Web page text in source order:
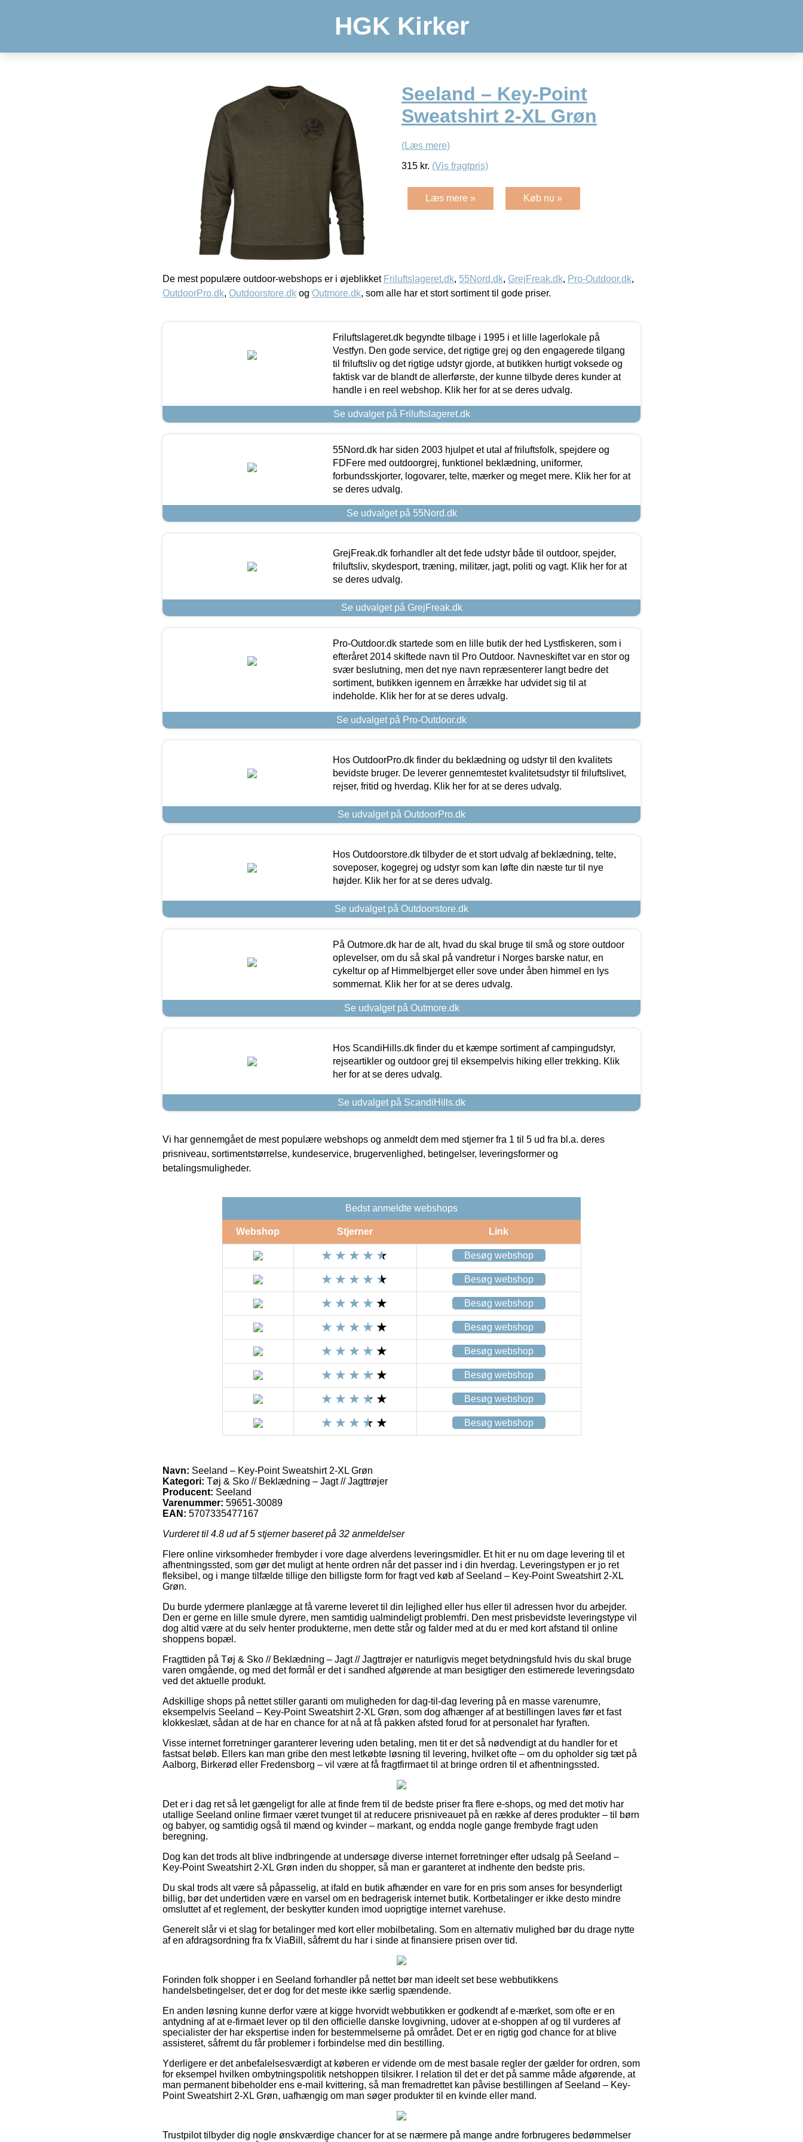
HGK Kirker
Seeland – Key-Point
Sweatshirt 2-XL Grøn
(Læs mere)
315 kr. (Vis fragtpris)
Læs mere » Køb nu »
De mest populære outdoor-webshops er i øjeblikket Friluftslageret.dk, 55Nord.dk, GrejFreak.dk, Pro-Outdoor.dk,
OutdoorPro.dk, Outdoorstore.dk og Outmore.dk, som alle har et stort sortiment til gode priser.
Friluftslageret.dk begyndte tilbage i 1995 i et lille lagerlokale på
Vestfyn. Den gode service, det rigtige grej og den engagerede tilgang
til friluftsliv og det rigtige udstyr gjorde, at butikken hurtigt voksede og
faktisk var de blandt de allerførste, der kunne tilbyde deres kunder at
handle i en reel webshop. Klik her for at se deres udvalg.
Se udvalget på Friluftslageret.dk
55Nord.dk har siden 2003 hjulpet et utal af friluftsfolk, spejdere og
FDFere med outdoorgrej, funktionel beklædning, uniformer,
forbundsskjorter, logovarer, telte, mærker og meget mere. Klik her for at
se deres udvalg.
Se udvalget på 55Nord.dk
GrejFreak.dk forhandler alt det fede udstyr både til outdoor, spejder,
friluftsliv, skydesport, træning, militær, jagt, politi og vagt. Klik her for at
se deres udvalg.
Se udvalget på GrejFreak.dk
Pro-Outdoor.dk startede som en lille butik der hed Lystfiskeren, som i
efteråret 2014 skiftede navn til Pro Outdoor. Navneskiftet var en stor og
svær beslutning, men det nye navn repræsenterer langt bedre det
sortiment, butikken igennem en årrække har udvidet sig til at
indeholde. Klik her for at se deres udvalg.
Se udvalget på Pro-Outdoor.dk
Hos OutdoorPro.dk finder du beklædning og udstyr til den kvalitets
bevidste bruger. De leverer gennemtestet kvalitetsudstyr til friluftslivet,
rejser, fritid og hverdag. Klik her for at se deres udvalg.
Se udvalget på OutdoorPro.dk
Hos Outdoorstore.dk tilbyder de et stort udvalg af beklædning, telte,
soveposer, kogegrej og udstyr som kan løfte din næste tur til nye
højder. Klik her for at se deres udvalg.
Se udvalget på Outdoorstore.dk
På Outmore.dk har de alt, hvad du skal bruge til små og store outdoor
oplevelser, om du så skal på vandretur i Norges barske natur, en
cykeltur op af Himmelbjerget eller sove under åben himmel en lys
sommernat. Klik her for at se deres udvalg.
Se udvalget på Outmore.dk
Hos ScandiHills.dk finder du et kæmpe sortiment af campingudstyr,
rejseartikler og outdoor grej til eksempelvis hiking eller trekking. Klik
her for at se deres udvalg.
Se udvalget på ScandiHills.dk
Vi har gennemgået de mest populære webshops og anmeldt dem med stjerner fra 1 til 5 ud fra bl.a. deres
prisniveau, sortimentstørrelse, kundeservice, brugervenlighed, betingelser, leveringsformer og
betalingsmuligheder.
Bedst anmeldte webshops
Webshop Stjerner Link
Besøg webshop
Besøg webshop
Besøg webshop
Besøg webshop
Besøg webshop
Besøg webshop
Besøg webshop
Besøg webshop
Navn: Seeland – Key-Point Sweatshirt 2-XL Grøn
Kategori: Tøj & Sko // Beklædning – Jagt // Jagttrøjer
Producent: Seeland
Varenummer: 59651-30089
EAN: 5707335477167
Vurderet til 4.8 ud af 5 stjerner baseret på 32 anmeldelser
Flere online virksomheder frembyder i vore dage alverdens leveringsmidler. Et hit er nu om dage levering til et
afhentningssted, som gør det muligt at hente ordren når det passer ind i din hverdag. Leveringstypen er jo ret
fleksibel, og i mange tilfælde tillige den billigste form for fragt ved køb af Seeland – Key-Point Sweatshirt 2-XL
Grøn.
Du burde ydermere planlægge at få varerne leveret til din lejlighed eller hus eller til adressen hvor du arbejder.
Den er gerne en lille smule dyrere, men samtidig ualmindeligt problemfri. Den mest prisbevidste leveringstype vil
dog altid være at du selv henter produkterne, men dette står og falder med at du er med kort afstand til online
shoppens bopæl.
Fragttiden på Tøj & Sko // Beklædning – Jagt // Jagttrøjer er naturligvis meget betydningsfuld hvis du skal bruge
varen omgående, og med det formål er det i sandhed afgørende at man besigtiger den estimerede leveringsdato
ved det aktuelle produkt.
Adskillige shops på nettet stiller garanti om muligheden for dag-til-dag levering på en masse varenumre,
eksempelvis Seeland – Key-Point Sweatshirt 2-XL Grøn, som dog afhænger af at bestillingen laves før et fast
klokkeslæt, sådan at de har en chance for at nå at få pakken afsted forud for at personalet har fyraften.
Visse internet forretninger garanterer levering uden betaling, men tit er det så nødvendigt at du handler for et
fastsat beløb. Ellers kan man gribe den mest letkøbte løsning til levering, hvilket ofte – om du opholder sig tæt på
Aalborg, Birkerød eller Fredensborg – vil være at få fragtfirmaet til at bringe ordren til et afhentningssted.
Det er i dag ret så let gængeligt for alle at finde frem til de bedste priser fra flere e-shops, og med det motiv har
utallige Seeland online firmaer været tvunget til at reducere prisniveauet på en række af deres produkter – til børn
og babyer, og samtidig også til mænd og kvinder – markant, og endda nogle gange frembyde fragt uden
beregning.
Dog kan det trods alt blive indbringende at undersøge diverse internet forretninger efter udsalg på Seeland –
Key-Point Sweatshirt 2-XL Grøn inden du shopper, så man er garanteret at indhente den bedste pris.
Du skal trods alt være så påpasselig, at ifald en butik afhænder en vare for en pris som anses for besynderligt
billig, bør det undertiden være en varsel om en bedragerisk internet butik. Kortbetalinger er ikke desto mindre
omsluttet af et reglement, der beskytter kunden imod uoprigtige internet varehuse.
Generelt slår vi et slag for betalinger med kort eller mobilbetaling. Som en alternativ mulighed bør du drage nytte
af en afdragsordning fra fx ViaBill, såfremt du har i sinde at finansiere prisen over tid.
Forinden folk shopper i en Seeland forhandler på nettet bør man ideelt set bese webbutikkens
handelsbetingelser, det er dog for det meste ikke særlig spændende.
En anden løsning kunne derfor være at kigge hvorvidt webbutikken er godkendt af e-mærket, som ofte er en
antydning af at e-firmaet lever op til den officielle danske lovgivning, udover at e-shoppen af og til vurderes af
specialister der har ekspertise inden for bestemmelserne på området. Det er en rigtig god chance for at blive
assisteret, såfremt du får problemer i forbindelse med din bestilling.
Yderligere er det anbefalelsesværdigt at køberen er vidende om de mest basale regler der gælder for ordren, som
for eksempel hvilken ombytningspolitik netshoppen tilsikrer. I relation til det er det på samme måde afgørende, at
man permanent bibeholder ens e-mail kvittering, så man fremadrettet kan påvise bestillingen af Seeland – Key-
Point Sweatshirt 2-XL Grøn, uafhængig om man søger produkter til en kvinde eller mand.
Trustpilot tilbyder dig nogle ønskværdige chancer for at se nærmere på mange andre forbrugeres bedømmelser